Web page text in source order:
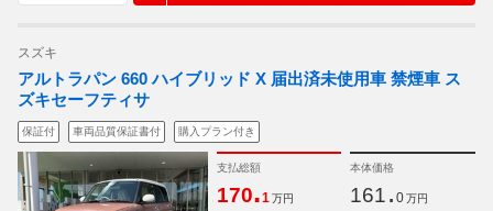
スズキ
アルトラパン 660 ハイブリッド X 届出済未使用車 禁煙車 ス
ズキセーフティサ
保証付 車両品質保証書付 購入プラン付き
支払総額
170.1 万円
本体価格
161. 0 万円